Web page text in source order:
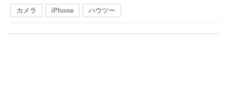
カメラ iPhone ハウツー